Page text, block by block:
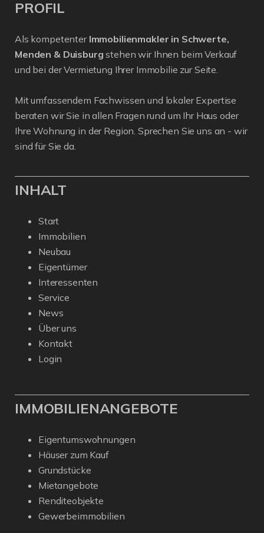
PROFIL
Als kompetenter Immobilienmakler in Schwerte,
Menden & Duisburg stehen wir Ihnen beim Verkauf
und bei der Vermietung Ihrer Immobilie zur Seite.
Mit umfassendem Fachwissen und lokaler Expertise
beraten wir Sie in allen Fragen rund um Ihr Haus oder
Ihre Wohnung in der Region. Sprechen Sie uns an - wir
sind für Sie da.
INHALT
Start
Immobilien
Neubau
Eigentümer
Interessenten
Service
News
Über uns
Kontakt
Login
IMMOBILIENANGEBOTE
Eigentumswohnungen
Häuser zum Kauf
Grundstücke
Mietangebote
Renditeobjekte
Gewerbeimmobilien